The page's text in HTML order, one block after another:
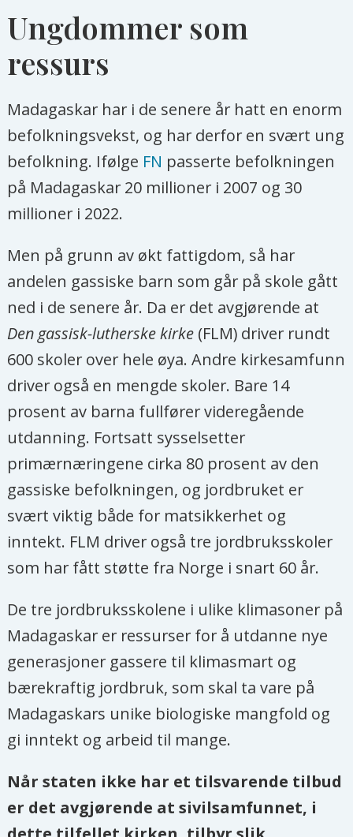
Ungdommer som
ressurs
Madagaskar har i de senere år hatt en enorm
befolkningsvekst, og har derfor en svært ung
befolkning. Ifølge FN passerte befolkningen
på Madagaskar 20 millioner i 2007 og 30
millioner i 2022.
Men på grunn av økt fattigdom, så har
andelen gassiske barn som går på skole gått
ned i de senere år. Da er det avgjørende at
Den gassisk-lutherske kirke (FLM) driver rundt
600 skoler over hele øya. Andre kirkesamfunn
driver også en mengde skoler. Bare 14
prosent av barna fullfører videregående
utdanning. Fortsatt sysselsetter
primærnæringene cirka 80 prosent av den
gassiske befolkningen, og jordbruket er
svært viktig både for matsikkerhet og
inntekt. FLM driver også tre jordbruksskoler
som har fått støtte fra Norge i snart 60 år.
De tre jordbruksskolene i ulike klimasoner på
Madagaskar er ressurser for å utdanne nye
generasjoner gassere til klimasmart og
bærekraftig jordbruk, som skal ta vare på
Madagaskars unike biologiske mangfold og
gi inntekt og arbeid til mange.
Når staten ikke har et tilsvarende tilbud
er det avgjørende at sivilsamfunnet, i